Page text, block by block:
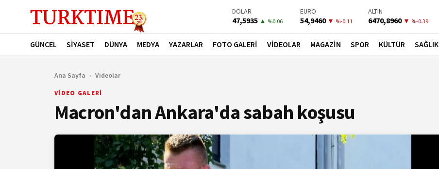
DOLAR
47,5935 ▲ %0.06
EURO
54,9460 ▼ %-0.11
ALTIN
6470,8960 ▼ %-0.39
BIST-100
13798,82 ▲ %0.7
PETROL
82,1000▲ %4.06
BONO
41,5300 ▼ %-0.02
GÜNCEL SİYASET DÜNYA MEDYA YAZARLAR FOTO GALERİ VİDEOLAR MAGAZİN SPOR KÜLTÜR SAĞLIK
Ana Sayfa › Videolar
VİDEO GALERİ
Macron'dan Ankara'da sabah koşusu